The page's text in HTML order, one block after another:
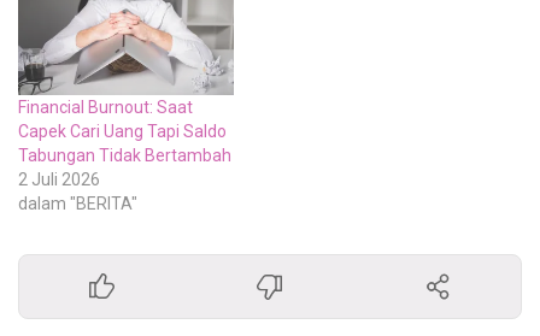
Financial Burnout: Saat
Capek Cari Uang Tapi Saldo
Tabungan Tidak Bertambah
2 Juli 2026
dalam "BERITA"